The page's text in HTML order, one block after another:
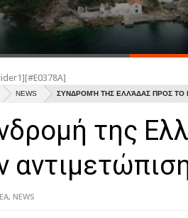
NEWS ΣΥΝΔΡΟΜΉ ΤΗΣ ΕΛΛΆΔΑΣ ΠΡΟΣ ΤΟ
της
, NEWS